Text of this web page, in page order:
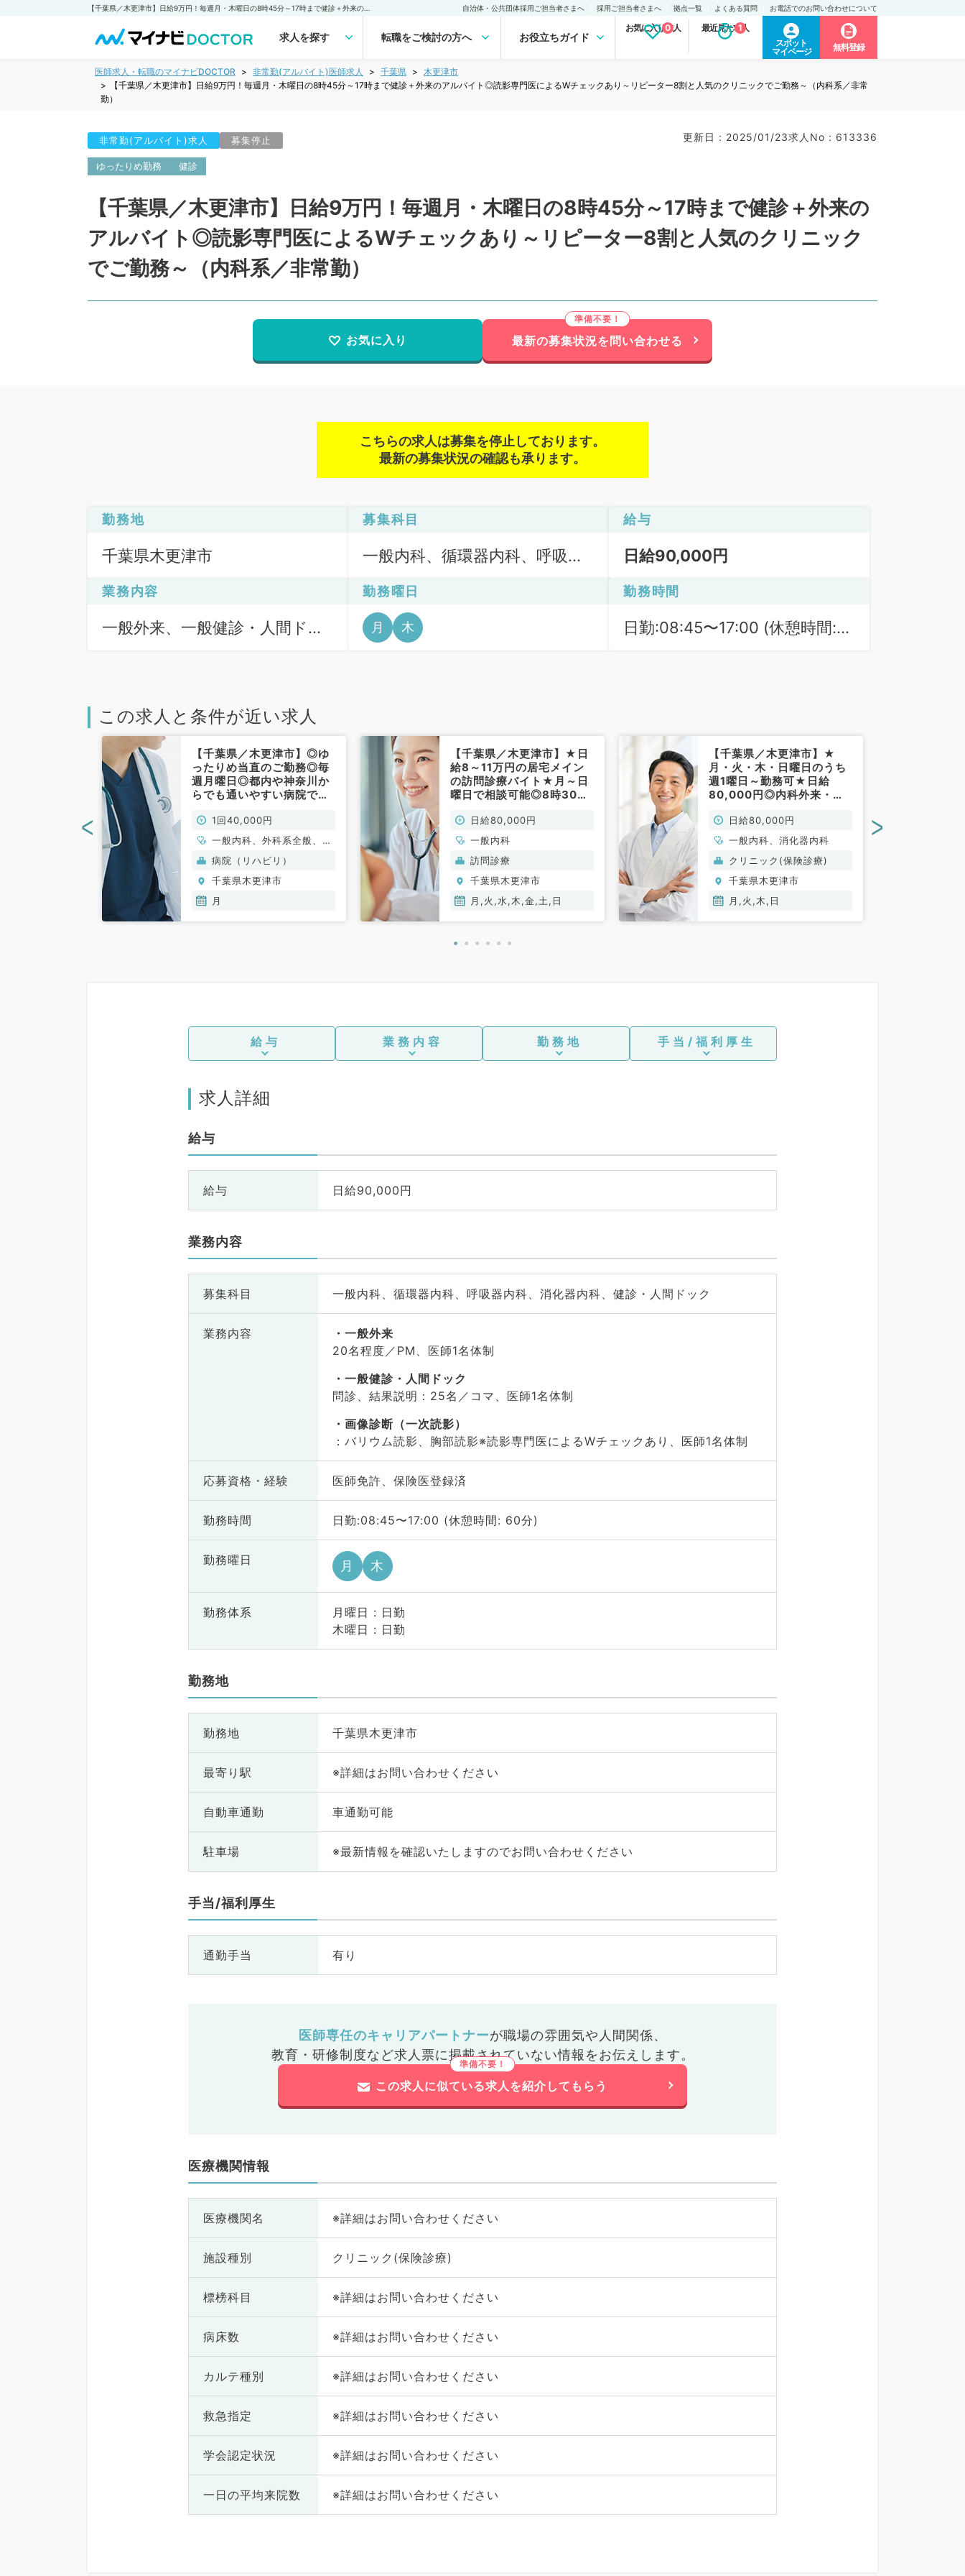
自治体・公共団体採用ご担当者さまへ 採用ご担当者さまへ 拠点一覧 よくある質問 お電話でのお問い合わせについて
求人を探す 転職をご検討の方へ お役立ちガイド
お気に入り求人
0 最近見た求人
1
スポット
マイページ
無料登録
医師求人・転職のマイナビDOCTOR 非常勤(アルバイト)医師求人 千葉県
木更津市
【千葉県／木更津市】日給9万円！毎週月・木曜日の8時45分～17時まで健診＋外来のアルバイト◎読影専門医によるWチェックあり～リピーター8割と人気のクリニックでご勤務～（内科系／非常
勤）
非常勤(アルバイト)求人 募集停止 更新日 : 2025/01/23求人No : 613336
ゆったりめ勤務 健診
【千葉県／木更津市】日給9万円！毎週月・木曜日の8時45分～17時まで健診＋外来の
アルバイト◎読影専門医によるWチェックあり～リピーター8割と人気のクリニック
でご勤務～（内科系／非常勤）
お気に入り 最新の募集状況を問い合わせる
こちらの求人は募集を停止しております。
最新の募集状況の確認も承ります。
勤務地
千葉県木更津市
募集科目
一般内科、循環器内科、呼吸器
ドック
給与
日給90,000円
業務内容
一般外来、一般健診・人間ドッ
勤務曜日
月 木
勤務時間
日勤:08:45〜17:00 (休憩時間:
この求人と条件が近い求人
【千葉県／木更津市】◎ゆ
ったりめ当直のご勤務◎毎
週月曜日◎都内や神奈川か
らでも通いやすい病院です
勤）1回40,000円
一般内科、外科系全般、一
般外科
病院（リハビリ）
千葉県木更津市
月
【千葉県／木更津市】★日
給8～11万円の居宅メイン
の訪問診療バイト★月～日
曜日で相談可能◎8時30分
内科／非常勤）
日給80,000円
一般内科
訪問診療
千葉県木更津市
月,火,水,木,金,土,日
【千葉県／木更津市】★
月・火・木・日曜日のうち
週1曜日～勤務可★日給
80,000円◎内科外来・病
ンティブあり（一般内科・
消化器内科／非常勤）
日給80,000円
一般内科、消化器内科
クリニック(保険診療)
千葉県木更津市
月,火,木,日
< >
給与 業務内容 勤務地 手当/福利厚生
求人詳細
給与
給与 日給90,000円
業務内容
募集科目 一般内科、循環器内科、呼吸器内科、消化器内科、健診・人間ドック
業務内容
一般外来
20名程度／PM、医師1名体制
一般健診・人間ドック
問診、結果説明：25名／コマ、医師1名体制
画像診断（一次読影）
：バリウム読影、胸部読影※読影専門医によるWチェックあり、医師1名体制
応募資格・ 経験 医師免許、保険医登録済
勤務時間 日勤:08:45〜17:00 (休憩時間: 60分)
勤務曜日 月 木
勤務体系
月曜日 : 日勤
木曜日 : 日勤
勤務地
勤務地 千葉県木更津市
最寄り駅 ※詳細はお問い合わせください
自動車通勤 車通勤可能
駐車場 ※最新情報を確認いたしますのでお問い合わせください
手当/福利厚生
通勤手当 有り
医師専任のキャリアパートナーが職場の雰囲気や人間関係、
教育・研修制度など求人票に掲載されていない情報をお伝えします。
この求人に似ている求人を紹介してもらう
医療機関情報
医療機関名 ※詳細はお問い合わせください
施設種別 クリニック(保険診療)
標榜科目 ※詳細はお問い合わせください
病床数 ※詳細はお問い合わせください
カルテ種別 ※詳細はお問い合わせください
救急指定 ※詳細はお問い合わせください
学会認定状況 ※詳細はお問い合わせください
一日の平均来院数 ※詳細はお問い合わせください